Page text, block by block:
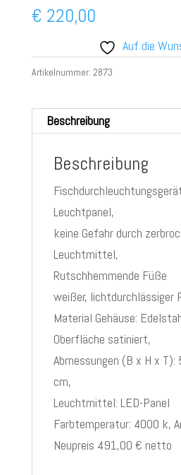
€ 220,00
Auf die
Artikelnummer: 2873
Beschreibung
Beschreibung
Leuchtpanel,
keine Gefahr durch
Leuchtmittel,
Rutschhemmende Füße
weißer, lichtdurchlässiger
Material Gehäuse:
Oberfläche satiniert,
Abmessungen (B x H x
cm,
Leuchtmittel: LED-Panel
Farbtemperatur: 4000 k,
Neupreis 491,00 € netto